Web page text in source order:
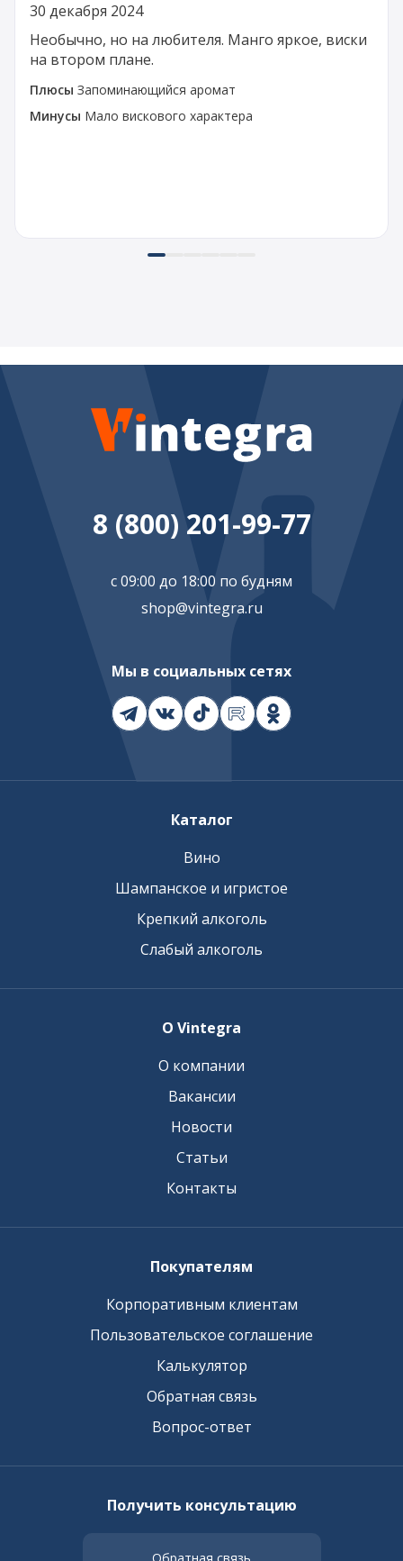
30 декабря 2024
Необычно, но на любителя. Манго яркое, виски
на втором плане.
Плюсы Запоминающийся аромат
Минусы Мало вискового характера
8 (800) 201-99-77
с 09:00 до 18:00 по будням
shop@vintegra.ru
Мы в социальных сетях
Каталог
Вино
Шампанское и игристое
Крепкий алкоголь
Слабый алкоголь
О Vintegra
О компании
Вакансии
Новости
Статьи
Контакты
Покупателям
Корпоративным клиентам
Пользовательское соглашение
Калькулятор
Обратная связь
Вопрос-ответ
Получить консультацию